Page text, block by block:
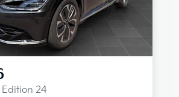
Edition 24